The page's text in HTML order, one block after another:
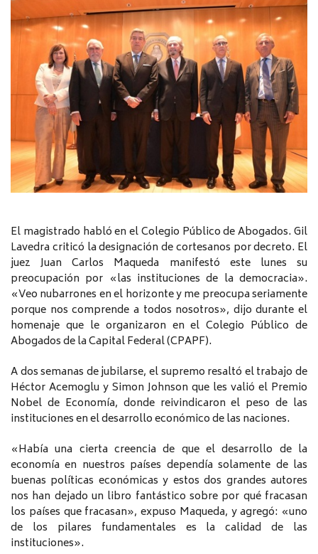
El magistrado habló en el Colegio Público de Abogados. Gil
Lavedra criticó la designación de cortesanos por decreto. El
juez Juan Carlos Maqueda manifestó este lunes su
preocupación por «las instituciones de la democracia».
«Veo nubarrones en el horizonte y me preocupa seriamente
porque nos comprende a todos nosotros», dijo durante el
homenaje que le organizaron en el Colegio Público de
Abogados de la Capital Federal (CPAPF).
A dos semanas de jubilarse, el supremo resaltó el trabajo de
Héctor Acemoglu y Simon Johnson que les valió el Premio
Nobel de Economía, donde reivindicaron el peso de las
instituciones en el desarrollo económico de las naciones.
«Había una cierta creencia de que el desarrollo de la
economía en nuestros países dependía solamente de las
buenas políticas económicas y estos dos grandes autores
nos han dejado un libro fantástico sobre por qué fracasan
los países que fracasan», expuso Maqueda, y agregó: «uno
de los pilares fundamentales es la calidad de las
instituciones».